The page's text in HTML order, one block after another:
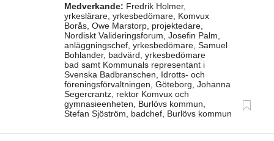
Medverkande: Fredrik Holmer,
yrkeslärare, yrkesbedömare, Komvux
Borås, Owe Marstorp, projektedare,
Nordiskt Valideringsforum, Josefin Palm,
anläggningschef, yrkesbedömare, Samuel
Bohlander, badvärd, yrkesbedömare
bad samt Kommunals representant i
Svenska Badbranschen, Idrotts- och
föreningsförvaltningen, Göteborg, Johanna
Segercrantz, rektor Komvux och
gymnasieenheten, Burlövs kommun,
Stefan Sjöström, badchef, Burlövs kommun